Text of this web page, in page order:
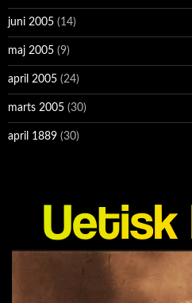
juni 2005 (14)
maj 2005 (9)
april 2005 (24)
marts 2005 (30)
april 1889 (30)